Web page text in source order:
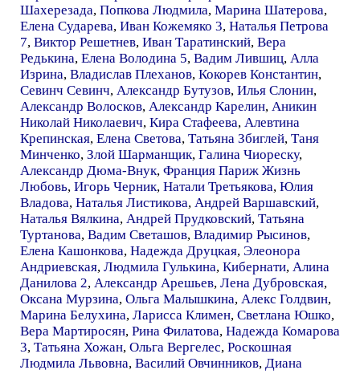
Шахерезада, Попкова Людмила, Марина Шатерова,
Елена Сударева, Иван Кожемяко 3, Наталья Петрова
7, Виктор Решетнев, Иван Таратинский, Вера
Редькина, Елена Володина 5, Вадим Лившиц, Алла
Изрина, Владислав Плеханов, Кокорев Константин,
Севинч Севинч, Александр Бутузов, Илья Слонин,
Александр Волосков, Александр Карелин, Аникин
Николай Николаевич, Кира Стафеева, Алевтина
Крепинская, Елена Светова, Татьяна Збиглей, Таня
Минченко, Злой Шарманщик, Галина Чиореску,
Александр Дюма-Внук, Франция Париж Жизнь
Любовь, Игорь Черник, Натали Третьякова, Юлия
Владова, Наталья Листикова, Андрей Варшавский,
Наталья Вялкина, Андрей Прудковский, Татьяна
Туртанова, Вадим Светашов, Владимир Рысинов,
Елена Кашонкова, Надежда Друцкая, Элеонора
Андриевская, Людмила Гулькина, Кибернати, Алина
Данилова 2, Александр Арешьев, Лена Дубровская,
Оксана Мурзина, Ольга Малышкина, Алекс Голдвин,
Марина Белухина, Ларисса Климен, Светлана Юшко,
Вера Мартиросян, Рина Филатова, Надежда Комарова
3, Татьяна Хожан, Ольга Вергелес, Роскошная
Людмила Львовна, Василий Овчинников, Диана